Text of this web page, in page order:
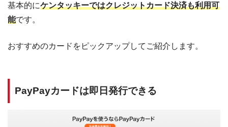
基本的にケンタッキーではクレジットカード決済も利用可
能です。
おすすめのカードをピックアップしてご紹介します。
PayPayカードは即日発行できる